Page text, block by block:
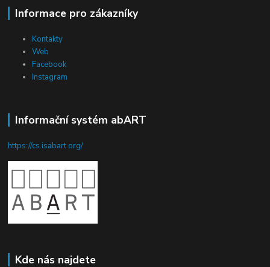
Informace pro zákazníky
Kontakty
Web
Facebook
Instagram
Informační systém abART
https://cs.isabart.org/
Kde nás najdete